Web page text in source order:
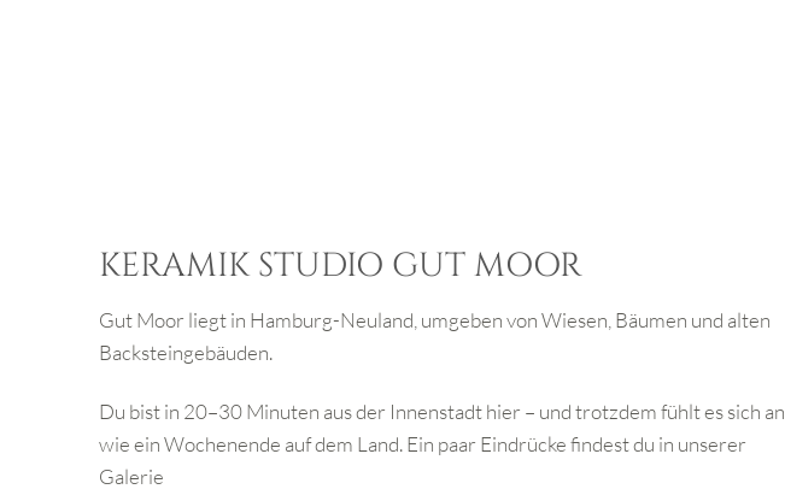
KERAMIK STUDIO GUT MOOR
Gut Moor liegt in Hamburg-Neuland, umgeben von Wiesen, Bäumen und alten
Backsteingebäuden.
Du bist in 20–30 Minuten aus der Innenstadt hier – und trotzdem fühlt es sich an
wie ein Wochenende auf dem Land.Ein paar Eindrücke findest du in unserer
Galerie